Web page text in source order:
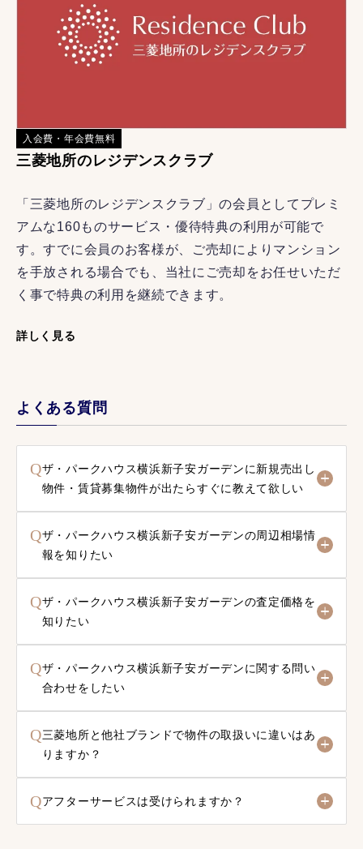
入会費・年会費無料
三菱地所のレジデンスクラブ
「三菱地所のレジデンスクラブ」の会員としてプレミ
アムな160ものサービス・優待特典の利用が可能で
す。すでに会員のお客様が、ご売却によりマンション
を手放される場合でも、当社にご売却をお任せいただ
く事で特典の利用を継続できます。
詳しく見る
よくある質問
Qザ・パークハウス横浜新子安ガーデンに新規売出し
物件・賃貸募集物件が出たらすぐに教えて欲しい
Qザ・パークハウス横浜新子安ガーデンの周辺相場情
報を知りたい
Qザ・パークハウス横浜新子安ガーデンの査定価格を
知りたい
Qザ・パークハウス横浜新子安ガーデンに関する問い
合わせをしたい
Q三菱地所と他社ブランドで物件の取扱いに違いはあ
りますか？
Qアフターサービスは受けられますか？